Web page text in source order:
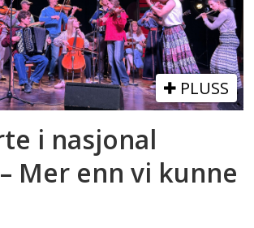
PLUSS
i nasjonal
Mer enn vi kunne